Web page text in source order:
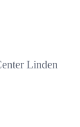
Linden